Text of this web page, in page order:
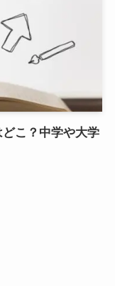
どこ？中学や大学